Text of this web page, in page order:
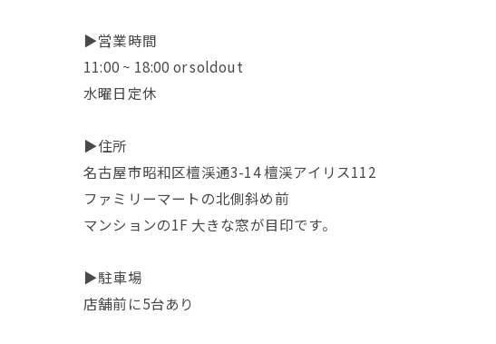
▶営業時間
11:00 ~ 18:00 or soldout
水曜日定休
▶住所
名古屋市昭和区檀渓通3-14 檀渓アイリス112
ファミリーマートの北側斜め前
マンションの1F 大きな窓が目印です。
▶駐車場
店舗前に5台あり